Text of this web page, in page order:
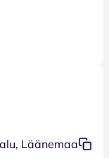
Läänemaa